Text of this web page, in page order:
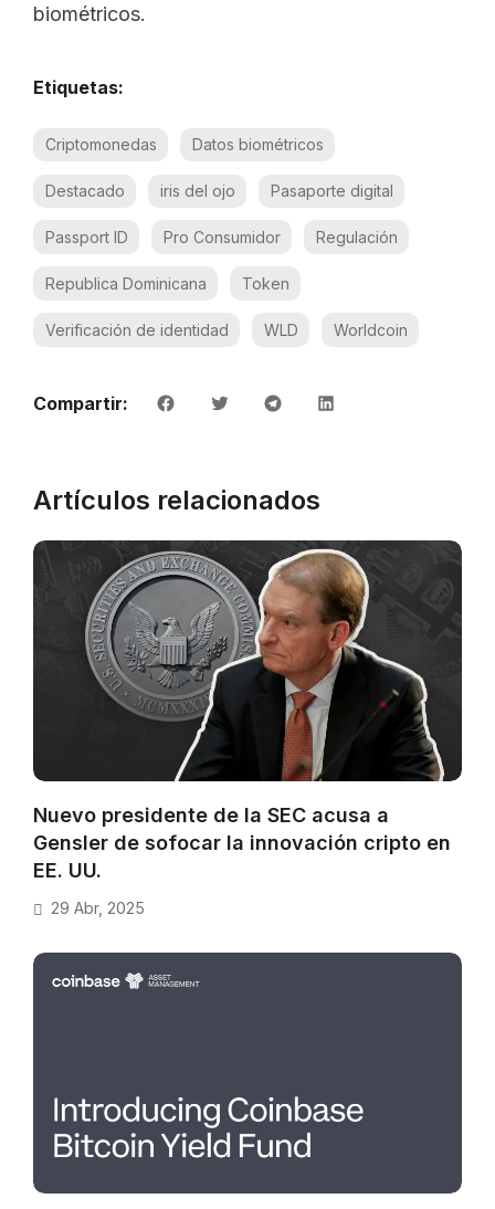
biométricos.
Etiquetas:
Criptomonedas Datos biométricos
Destacado iris del ojo Pasaporte digital
Passport ID Pro Consumidor Regulación
Republica Dominicana Token
Verificación de identidad WLD Worldcoin
Compartir:
Artículos relacionados
Nuevo presidente de la SEC acusa a
Gensler de sofocar la innovación cripto en
EE. UU.
29 Abr, 2025